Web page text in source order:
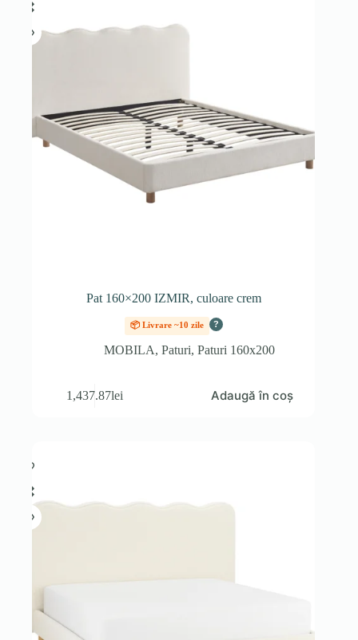
Pat 160×200 IZMIR, culoare crem
📦 Livrare ~10 zile ?
MOBILA,Paturi,Paturi 160x200
1,437.87lei Adaugă în coș